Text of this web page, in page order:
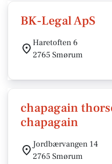
BK-Legal ApS
Haretoften 6
2765 Smørum
chapagain
chapagain
Jordbærvangen 14
2765 Smørum